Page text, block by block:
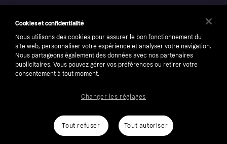
number: 556737-0431
ConditionsCookiesKlarna.com
Cookies et confidentialité
Nous utilisons des cookies pour assurer le bon fonctionnement du
site web, personnaliser votre expérience et analyser votre navigation.
Nous partageons également des données avec nos partenaires
publicitaires. Vous pouvez gérer vos préférences ou retirer votre
consentement à tout moment.
Tout refuser Tout autoriser
Changer les réglages